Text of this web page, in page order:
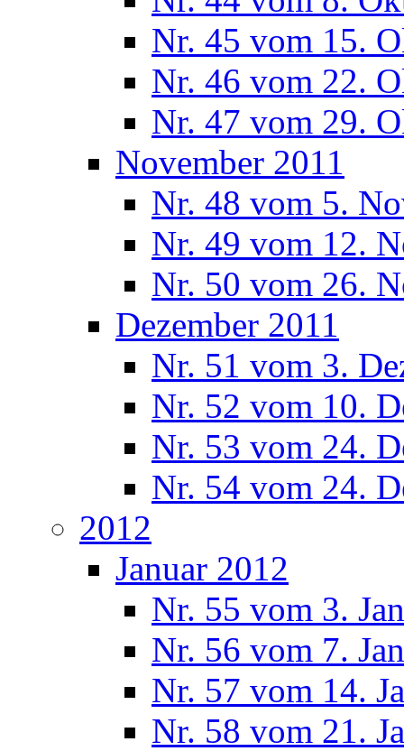
Nr. 45 vom 15.
Nr. 46 vom 22.
Nr. 47 vom 29.
November 2011
Nr. 48 vom 5.
Nr. 49 vom 12.
Nr. 50 vom 26.
Dezember 2011
Nr. 51 vom 3.
Nr. 52 vom 10.
Nr. 53 vom 24.
Nr. 54 vom 24.
2012
Januar 2012
Nr. 55 vom 3.
Nr. 56 vom 7.
Nr. 57 vom 14.
Nr. 58 vom 21.